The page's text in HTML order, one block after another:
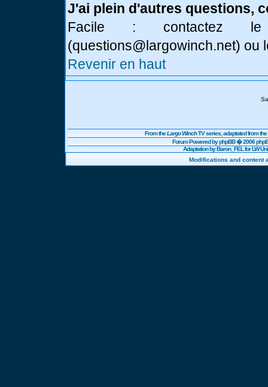
J'ai plein d'autres questions,
Facile : contactez
(questions@largowinch.net) ou
Revenir en haut
From theLargo WinchTV series, adaptated from
Forum Powered byphpBB� 2006
Adaptation by Baron_FEL for LW
Modifications and content